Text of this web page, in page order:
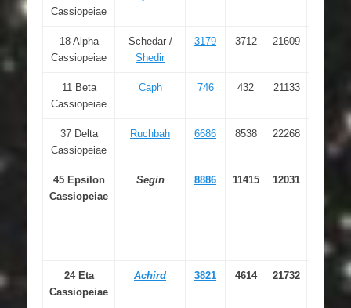
Cassiopeiae
18 Alpha
Cassiopeiae
Schedar /
Shedir
3179 3712 21609
11 Beta
Cassiopeiae
Caph 746 432 21133
37 Delta
Cassiopeiae
Ruchbah 6686 8538 22268
45 Epsilon
Cassiopeiae
Segin 8886 11415 12031
23.726
24 Eta
Cassiopeiae
Achird 3821 4614 21732
00 49
06.291